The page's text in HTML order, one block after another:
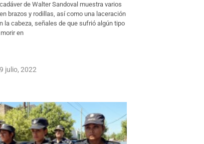
de Walter Sandoval muestra varios
brazos y rodillas, así como una laceración
la cabeza, señales de que sufrió algún tipo
en
julio, 2022